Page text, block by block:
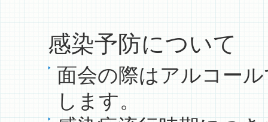
感染予防について
面会の際はアルコー
します。